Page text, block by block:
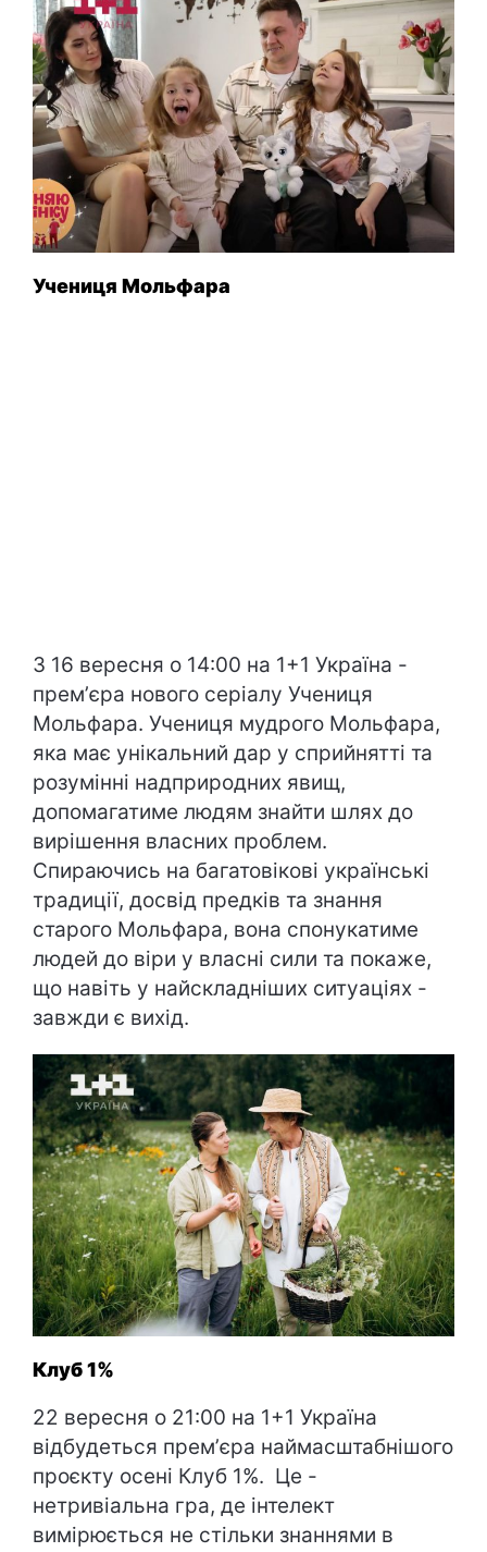
Учениця Мольфара
З 16 вересня о 14:00 на 1+1 Україна -
премʼєра нового серіалу Учениця
Мольфара. Учениця мудрого Мольфара,
яка має унікальний дар у сприйнятті та
розумінні надприродних явищ,
допомагатиме людям знайти шлях до
вирішення власних проблем.
Спираючись на багатовікові українські
традиції, досвід предків та знання
старого Мольфара, вона спонукатиме
людей до віри у власні сили та покаже,
що навіть у найскладніших ситуаціях -
завжди є вихід.
Клуб 1%
22 вересня о 21:00 на 1+1 Україна
відбудеться премʼєра наймасштабнішого
проєкту осені Клуб 1%. Це -
нетривіальна гра, де інтелект
вимірюється не стільки знаннями в